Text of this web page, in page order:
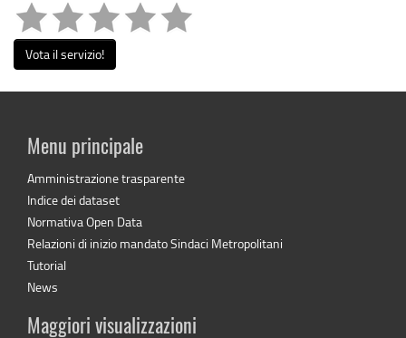
Vota il servizio!
Menu principale
Amministrazione trasparente
Indice dei dataset
Normativa Open Data
Relazioni di inizio mandato Sindaci Metropolitani
Tutorial
News
Maggiori visualizzazioni